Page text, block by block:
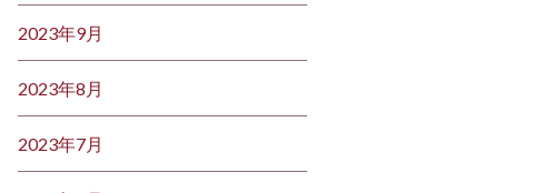
2023年9月
2023年8月
2023年7月